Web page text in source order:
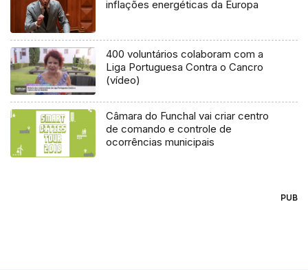
inflações energéticas da Europa
400 voluntários colaboram com a
Liga Portuguesa Contra o Cancro
(vídeo)
Câmara do Funchal vai criar centro
de comando e controle de
ocorrências municipais
PUB